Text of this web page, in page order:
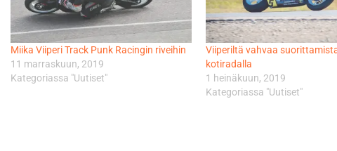
Miika Viiperi Track Punk Racingin riveihin
11 marraskuun, 2019
Kategoriassa "Uutiset"
Viiperiltä vahvaa
kotiradalla
1 heinäkuun, 2019
Kategoriassa "Uutiset"